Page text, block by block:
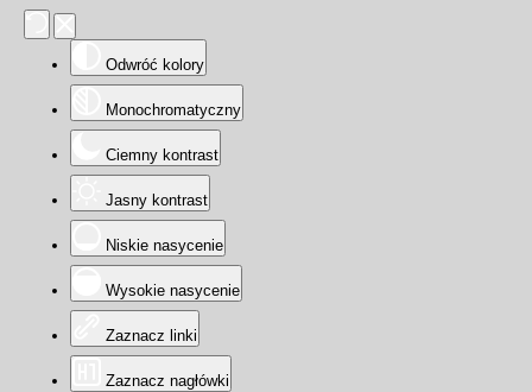
Odwróć kolory
Monochromatyczny
Ciemny kontrast
Jasny kontrast
Niskie nasycenie
Wysokie nasycenie
Zaznacz linki
Zaznacz nagłówki